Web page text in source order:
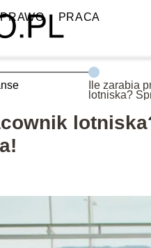
PRAWO PRACA
Ile zarabia
lotniska?